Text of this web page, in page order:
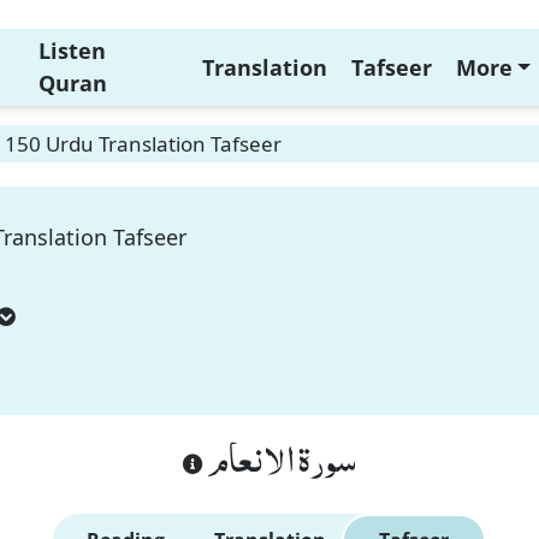
Listen
Quran
Translation Tafseer More
Urdu Translation Tafseer
Tafseer
سورة الانعام